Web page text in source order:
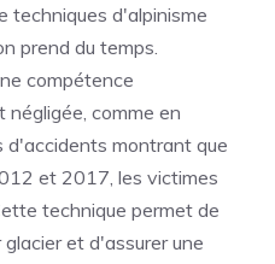
techniques d'alpinisme
prend du temps.
compétence
comme en
montrant que
et 2017, les victimes
technique permet de
et d'assurer une